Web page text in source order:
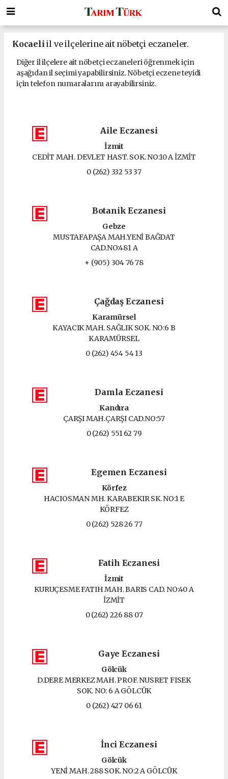
Kocaeli il ve ilçelerine ait nöbetçi eczaneler.
Diğer il ilçelere ait nöbetçi eczaneleri öğrenmek için
aşağıdan il seçimi yapabilirsiniz. Nöbetçi eczene teyidi
için telefon numaralarını arayabilirsiniz.
Aile Eczanesi
İzmit
CEDİT MAH. DEVLET HAST. SOK. NO:10 A İZMİT
0 (262) 332 53 37
Botanik Eczanesi
Gebze
MUSTAFAPAŞA MAH.YENİ BAĞDAT
CAD.NO:481 A
+ (905) 304 76 78
Çağdaş Eczanesi
Karamürsel
KAYACIK MAH. SAĞLIK SOK. NO:6 B
KARAMÜRSEL
0 (262) 454 54 13
Damla Eczanesi
Kandıra
ÇARŞI MAH.ÇARŞI CAD.NO:57
0 (262) 551 62 79
Egemen Eczanesi
Körfez
HACIOSMAN MH. KARABEKIR SK. NO:1 E
KÖRFEZ
0 (262) 528 26 77
Fatih Eczanesi
İzmit
KURUÇESME FATIH MAH. BARIS CAD. NO:40 A
İZMİT
0 (262) 226 88 07
Gaye Eczanesi
Gölcük
D.DERE MERKEZ MAH. PROF. NUSRET FISEK
SOK. NO: 6 A GÖLCÜK
0 (262) 427 06 61
İnci Eczanesi
Gölcük
YENİ MAH. 288 SOK. NO:2 A GÖLCÜK